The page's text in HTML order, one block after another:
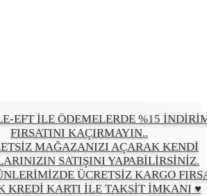
EFT İLE ÖDEMELERDE %15
FIRSATINI KAÇIRMAYIN..
MAĞAZANIZI AÇARAK KENDİ
SATIŞINI YAPABİLİRSİNİZ.
ÜCRETSİZ KARGO
KREDİ KARTI İLE TAKSİT İMKANI ♥